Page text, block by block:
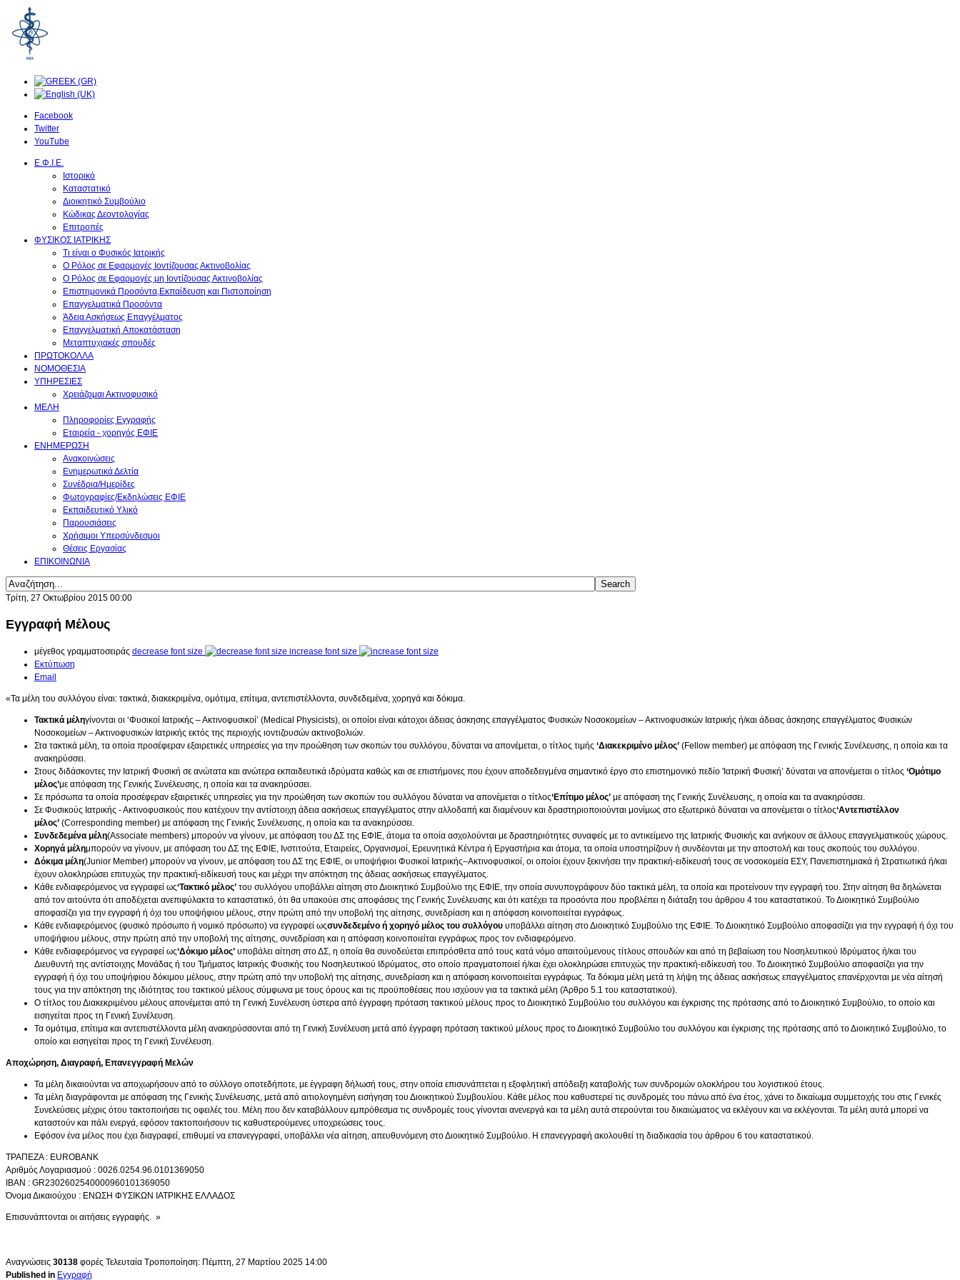
Facebook
Twitter
YouTube
Ε.Φ.Ι.Ε.
Ιστορικό
Καταστατικό
Διοικητικό Συμβούλιο
Κώδικας Δεοντολογίας
Επιτροπές
ΦΥΣΙΚΟΣ ΙΑΤΡΙΚΗΣ
Τι είναι ο Φυσικός Ιατρικής
O Ρόλος σε Εφαρμογές Ιοντίζουσας Ακτινοβολίας
O Ρόλος σε Εφαρμογές μη Ιοντίζουσας Ακτινοβολίας
Επιστημονικά Προσόντα,Εκπαίδευση και Πιστοποίηση
Επαγγελματικά Προσόντα
Άδεια Ασκήσεως Επαγγέλματος
Επαγγελματική Aποκατάσταση
Μεταπτυχιακές σπουδές
ΠΡΩΤΟΚΟΛΛΑ
ΝΟΜΟΘΕΣΙΑ
ΥΠΗΡΕΣΙΕΣ
Χρειάζομαι Ακτινοφυσικό
ΜΕΛΗ
Πληροφορίες Εγγραφής
Εταιρεία - χορηγός ΕΦΙΕ
ΕΝΗΜΕΡΩΣΗ
Ανακοινώσεις
Ενημερωτικά Δελτία
Συνέδρια/Ημερίδες
Φωτογραφίες/Εκδηλώσεις ΕΦΙΕ
Εκπαιδευτικό Υλικό
Παρουσιάσεις
Χρήσιμοι Υπερσύνδεσμοι
Θέσεις Εργασίας
ΕΠΙΚΟΙΝΩΝΙΑ
Search
Τρίτη, 27 Οκτωβρίου 2015 00:00
Εγγραφή Μέλους
μέγεθος γραμματοσειράς decrease font size
increase font size
Εκτύπωση
Email
«Τα μέλη του συλλόγου είναι: τακτικά, διακεκριμένα, ομότιμα, επίτιμα, αντεπιστέλλοντα, συνδεδεμένα, χορηγά και δόκιμα.
Τακτικά μέληγίνονται οι ‘Φυσικοί Ιατρικής – Ακτινοφυσικοί’ (Medical Physicists), οι οποίοι είναι κάτοχοι άδειας άσκησης επαγγέλματος Φυσικών Νοσοκομείων – Ακτινοφυσικών Ιατρικής ή/και άδειας άσκησης επαγγέλματος Φυσικών
Νοσοκομείων – Ακτινοφυσικών Ιατρικής εκτός της περιοχής ιοντιζουσών ακτινοβολιών.
Στα τακτικά μέλη, τα οποία προσέφεραν εξαιρετικές υπηρεσίες για την προώθηση των σκοπών του συλλόγου, δύναται να απονέμεται, ο τίτλος τιμής ‘Διακεκριμένο μέλος’ (Fellow member) με απόφαση της Γενικής Συνέλευσης, η οποία και τα
ανακηρύσσει.
Στους διδάσκοντες την Ιατρική Φυσική σε ανώτατα και ανώτερα εκπαιδευτικά ιδρύματα καθώς και σε επιστήμονες που έχουν αποδεδειγμένα σημαντικό έργο στο επιστημονικό πεδίο 'Ιατρική Φυσική’ δύναται να απονέμεται ο τίτλος ‘Ομότιμο
μέλος’με απόφαση της Γενικής Συνέλευσης, η οποία και τα ανακηρύσσει.
Σε πρόσωπα τα οποία προσέφεραν εξαιρετικές υπηρεσίες για την προώθηση των σκοπών του συλλόγου δύναται να απονέμεται ο τίτλος‘Επίτιμο μέλος’ με απόφαση της Γενικής Συνέλευσης, η οποία και τα ανακηρύσσει.
Σε Φυσικούς Ιατρικής - Ακτινοφυσικούς που κατέχουν την αντίστοιχη άδεια ασκήσεως επαγγέλματος στην αλλοδαπή και διαμένουν και δραστηριοποιούνται μονίμως στο εξωτερικό δύναται να απονέμεται ο τίτλος‘Αντεπιστέλλον
μέλος’ (Corresponding member) με απόφαση της Γενικής Συνέλευσης, η οποία και τα ανακηρύσσει.
Συνδεδεμένα μέλη(Associate members) μπορούν να γίνουν, με απόφαση του ΔΣ της ΕΦΙΕ, άτομα τα οποία ασχολούνται με δραστηριότητες συναφείς με το αντικείμενο της Ιατρικής Φυσικής και ανήκουν σε άλλους επαγγελματικούς χώρους.
Χορηγά μέλημπορούν να γίνουν, με απόφαση του ΔΣ της ΕΦΙΕ, Ινστιτούτα, Εταιρείες, Οργανισμοί, Ερευνητικά Κέντρα ή Εργαστήρια και άτομα, τα οποία υποστηρίζουν ή συνδέονται με την αποστολή και τους σκοπούς του συλλόγου.
Δόκιμα μέλη(Junior Member) μπορούν να γίνουν, με απόφαση του ΔΣ της ΕΦΙΕ, οι υποψήφιοι Φυσικοί Ιατρικής–Ακτινοφυσικοί, οι οποίοι έχουν ξεκινήσει την πρακτική-ειδίκευσή τους σε νοσοκομεία ΕΣΥ, Πανεπιστημιακά ή Στρατιωτικά ή/και
έχουν ολοκληρώσει επιτυχώς την πρακτική-ειδίκευσή τους και μέχρι την απόκτηση της άδειας ασκήσεως επαγγέλματος.
Κάθε ενδιαφερόμενος να εγγραφεί ως‘Τακτικό μέλος’ του συλλόγου υποβάλλει αίτηση στο Διοικητικό Συμβούλιο της ΕΦΙΕ, την οποία συνυπογράφουν δύο τακτικά μέλη, τα οποία και προτείνουν την εγγραφή του. Στην αίτηση θα δηλώνεται
από τον αιτούντα ότι αποδέχεται ανεπιφύλακτα το καταστατικό, ότι θα υπακούει στις αποφάσεις της Γενικής Συνέλευσης και ότι κατέχει τα προσόντα που προβλέπει η διάταξη του άρθρου 4 του καταστατικού. Το Διοικητικό Συμβούλιο
αποφασίζει για την εγγραφή ή όχι του υποψήφιου μέλους, στην πρώτη από την υποβολή της αίτησης, συνεδρίαση και η απόφαση κοινοποιείται εγγράφως.
Κάθε ενδιαφερόμενος (φυσικό πρόσωπο ή νομικό πρόσωπο) να εγγραφεί ωςσυνδεδεμένο ή χορηγό μέλος του συλλόγου υποβάλλει αίτηση στο Διοικητικό Συμβούλιο της ΕΦΙΕ. Το Διοικητικό Συμβούλιο αποφασίζει για την εγγραφή ή όχι του
υποψήφιου μέλους, στην πρώτη από την υποβολή της αίτησης, συνεδρίαση και η απόφαση κοινοποιείται εγγράφως προς τον ενδιαφερόμενο.
Κάθε ενδιαφερόμενος να εγγραφεί ως‘Δόκιμο μέλος’ υποβάλει αίτηση στο ΔΣ, η οποία θα συνοδεύεται επιπρόσθετα από τους κατά νόμο απαιτούμενους τίτλους σπουδών και από τη βεβαίωση του Νοσηλευτικού Ιδρύματος ή/και του
Διευθυντή της αντίστοιχης Μονάδας ή του Τμήματος Ιατρικής Φυσικής του Νοσηλευτικού Ιδρύματος, στο οποίο πραγματοποιεί ή/και έχει ολοκληρώσει επιτυχώς την πρακτική-ειδίκευσή του. Το Διοικητικό Συμβούλιο αποφασίζει για την
εγγραφή ή όχι του υποψήφιου δόκιμου μέλους, στην πρώτη από την υποβολή της αίτησης, συνεδρίαση και η απόφαση κοινοποιείται εγγράφως. Τα δόκιμα μέλη μετά τη λήψη της άδειας ασκήσεως επαγγέλματος επανέρχονται με νέα αίτησή
τους για την απόκτηση της ιδιότητας του τακτικού μέλους σύμφωνα με τους όρους και τις προϋποθέσεις που ισχύουν για τα τακτικά μέλη (Άρθρο 5.1 του καταστατικού).
Ο τίτλος του Διακεκριμένου μέλους απονέμεται από τη Γενική Συνέλευση ύστερα από έγγραφη πρόταση τακτικού μέλους προς το Διοικητικό Συμβούλιο του συλλόγου και έγκρισης της πρότασης από το Διοικητικό Συμβούλιο, το οποίο και
εισηγείται προς τη Γενική Συνέλευση.
Τα ομότιμα, επίτιμα και αντεπιστέλλοντα μέλη ανακηρύσσονται από τη Γενική Συνέλευση μετά από έγγραφη πρόταση τακτικού μέλους προς το Διοικητικό Συμβούλιο του συλλόγου και έγκρισης της πρότασης από το Διοικητικό Συμβούλιο, το
οποίο και εισηγείται προς τη Γενική Συνέλευση.
Αποχώρηση, Διαγραφή, Επανεγγραφή Μελών
Τα μέλη δικαιούνται να αποχωρήσουν από το σύλλογο οποτεδήποτε, με έγγραφη δήλωσή τους, στην οποία επισυνάπτεται η εξοφλητική απόδειξη καταβολής των συνδρομών ολοκλήρου του λογιστικού έτους.
Τα μέλη διαγράφονται με απόφαση της Γενικής Συνέλευσης, μετά από αιτιολογημένη εισήγηση του Διοικητικού Συμβουλίου. Κάθε μέλος που καθυστερεί τις συνδρομές του πάνω από ένα έτος, χάνει το δικαίωμα συμμετοχής του στις Γενικές
Συνελεύσεις μέχρις ότου τακτοποιήσει τις οφειλές του. Μέλη που δεν καταβάλλουν εμπρόθεσμα τις συνδρομές τους γίνονται ανενεργά και τα μέλη αυτά στερούνται του δικαιώματος να εκλέγουν και να εκλέγονται. Τα μέλη αυτά μπορεί να
καταστούν και πάλι ενεργά, εφόσον τακτοποιήσουν τις καθυστερούμενες υποχρεώσεις τους.
Εφόσον ένα μέλος που έχει διαγραφεί, επιθυμεί να επανεγγραφεί, υποβάλλει νέα αίτηση, απευθυνόμενη στο Διοικητικό Συμβούλιο. Η επανεγγραφή ακολουθεί τη διαδικασία του άρθρου 6 του καταστατικού.
ΤΡΑΠΕΖΑ : ΕUROBANK
Αριθμός Λογαριασμού : 0026.0254.96.0101369050
IBAN : GR2302602540000960101369050
Όνομα Δικαιούχου : ΕΝΩΣΗ ΦΥΣΙΚΩΝ ΙΑΤΡΙΚΗΣ ΕΛΛΑΔΟΣ
Επισυνάπτονται οι αιτήσεις εγγραφής. »
Αναγνώσεις 30138 φορές Τελευταία Τροποποίηση: Πέμπτη, 27 Μαρτίου 2025 14:00
Published in Εγγραφή